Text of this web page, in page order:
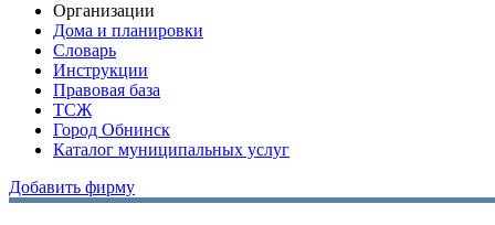
Организации
Дома и планировки
Словарь
Инструкции
Правовая база
ТСЖ
Город Обнинск
Каталог муниципальных услуг
Добавить фирму